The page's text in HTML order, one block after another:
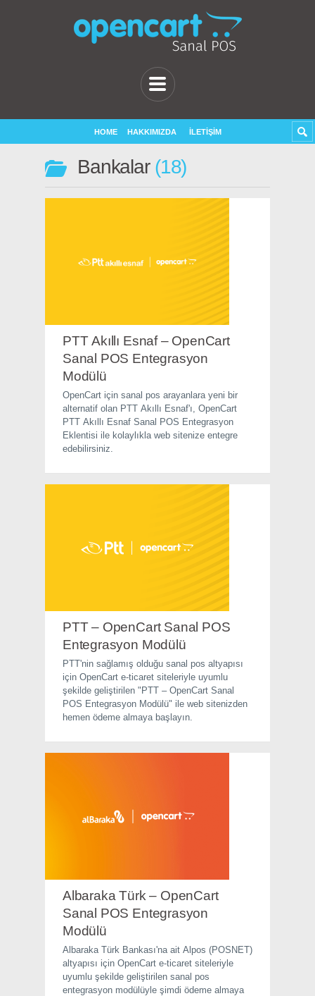
HOME HAKKIMIZDA İLETIŞIM
Bankalar 18
PTT Akıllı Esnaf – OpenCart
Sanal POS Entegrasyon
Modülü
OpenCart için sanal pos arayanlara yeni bir
alternatif olan PTT Akıllı Esnaf'ı, OpenCart
PTT Akıllı Esnaf Sanal POS Entegrasyon
Eklentisi ile kolaylıkla web sitenize entegre
edebilirsiniz.
PTT – OpenCart Sanal POS
Entegrasyon Modülü
PTT'nin sağlamış olduğu sanal pos altyapısı
için OpenCart e-ticaret siteleriyle uyumlu
şekilde geliştirilen "PTT – OpenCart Sanal
POS Entegrasyon Modülü" ile web sitenizden
hemen ödeme almaya başlayın.
Albaraka Türk – OpenCart
Sanal POS Entegrasyon
Modülü
Albaraka Türk Bankası'na ait Alpos (POSNET)
altyapısı için OpenCart e-ticaret siteleriyle
uyumlu şekilde geliştirilen sanal pos
entegrasyon modülüyle şimdi ödeme almaya